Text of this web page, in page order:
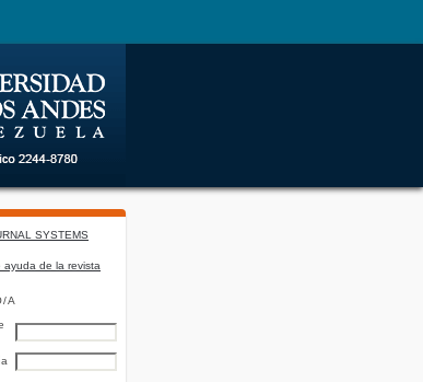
SYSTEMS
ayuda de la revista
A